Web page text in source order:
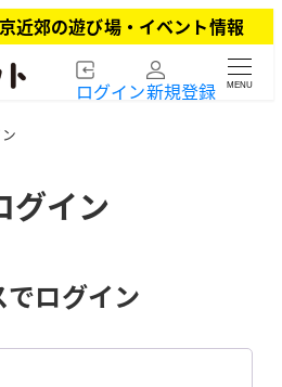
近郊の遊び場・イベント情報
ログイン新規登録 MENU
グイン
ログイン